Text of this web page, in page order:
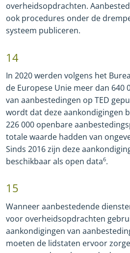
overheidsopdrachten.
ook procedures onder de
systeem publiceren.
14
In 2020 werden volgens het
de Europese Unie meer dan 640
van aanbestedingen op TED
wordt dat deze aankondigingen
226 000 openbare
totale waarde hadden van
Sinds 2016 zijn deze
beschikbaar als open data6.
15
Wanneer aanbestedende
voor overheidsopdrachten
aankondigingen van
moeten de lidstaten ervoor